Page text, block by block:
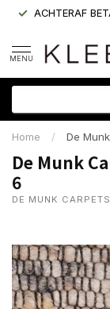
ACHTERAF
MENU
Home / De
De Munk
6
DE MUNK CARPETS